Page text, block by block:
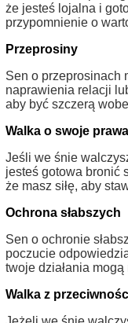
że jesteś lojalna i
przypomnienie o
Przeprosiny
Sen o przeprosinach
naprawienia relacji
aby być szczerą
Walka o swoje prawa
Jeśli we śnie
jesteś gotowa bronić
że masz siłę, aby
Ochrona słabszych
Sen o ochronie
poczucie
twoje działania
Walka z